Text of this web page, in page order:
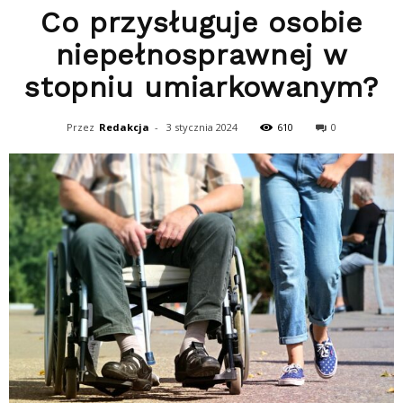
Co przysługuje osobie
niepełnosprawnej w
stopniu umiarkowanym?
Przez Redakcja - 3 stycznia 2024 610 0